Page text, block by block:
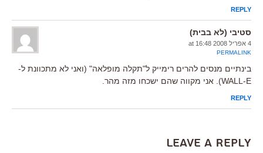
REPLY
סטיבי (לא בבית)
4 אפריל 2008 at 16:48
PERMALINK
בינתיים מנסים להרים רימייק ל"תקלה מופלאה" (ואני לא מתכוונת ל-
WALL-E). אני מקווה שהם ישכחו מזה מהר.
REPLY
Leave a Reply